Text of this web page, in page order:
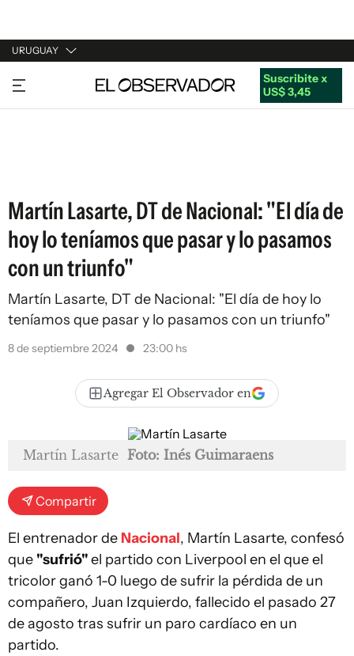
URUGUAY
URUGUAY
ARGENTINA
Suscribite x
US$ 3,45
Martín Lasarte, DT de Nacional: "El día de
hoy lo teníamos que pasar y lo pasamos
con un triunfo"
Martín Lasarte, DT de Nacional: "El día de hoy lo
teníamos que pasar y lo pasamos con un triunfo"
8 de septiembre 2024 23:00 hs
Agregar El Observador en
Martín Lasarte Foto: Inés Guimaraens
Compartir
El entrenador de Nacional, Martín Lasarte, confesó
que "sufrió"el partido con Liverpool en el que el
tricolor ganó 1-0 luego de sufrir la pérdida de un
compañero, Juan Izquierdo, fallecido el pasado 27
de agosto tras sufrir un paro cardíaco en un
partido.